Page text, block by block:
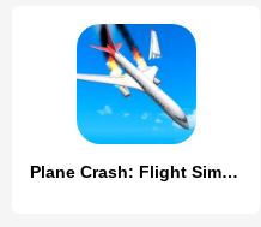
Plane Crash: Flight Simulator